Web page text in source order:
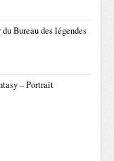
Bureau des légendes
– Portrait